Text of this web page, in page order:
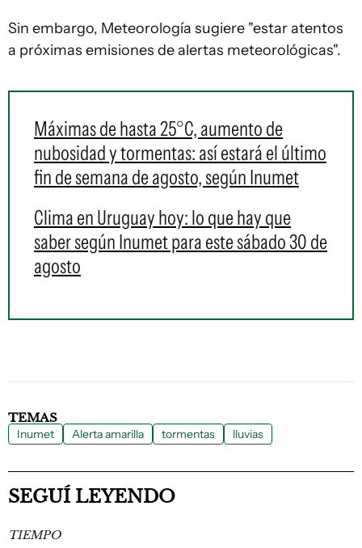
Sin embargo, Meteorología sugiere "estar atentos
a próximas emisiones de alertas meteorológicas".
Máximas de hasta 25°C, aumento de
nubosidad y tormentas: así estará el último
fin de semana de agosto, según Inumet
Clima en Uruguay hoy: lo que hay que
saber según Inumet para este sábado 30 de
agosto
TEMAS
Inumet Alerta amarilla tormentas lluvias
SEGUÍ LEYENDO
TIEMPO